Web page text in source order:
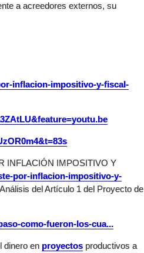
a acreedores externos, su
inflacion-impositivo-y-fiscal-
INFLACIÓN IMPOSITIVO Y
por-inflacion-impositivo-y-
del Artículo 1 del Proyecto de
como-fueron-los-cua...
dinero en proyectos productivos a